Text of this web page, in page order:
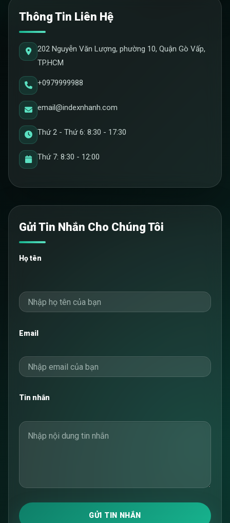
Thông Tin Liên Hệ
202 Nguyễn Văn Lượng, phường 10, Quận Gò Vấp,
TP.HCM
+0979999988
email@indexnhanh.com
Thứ 2 - Thứ 6: 8:30 - 17:30
Thứ 7: 8:30 - 12:00
Gửi Tin Nhắn Cho Chúng Tôi
Họ tên
Email
Tin nhắn
GỬI TIN NHẮN